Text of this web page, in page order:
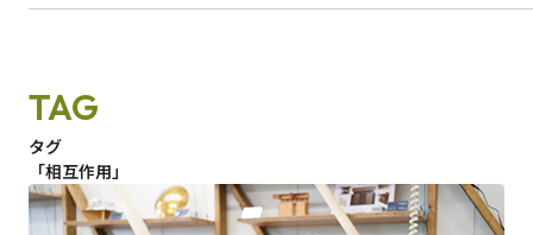
ワード検索
検索
TAG
タグ
「相互作用」